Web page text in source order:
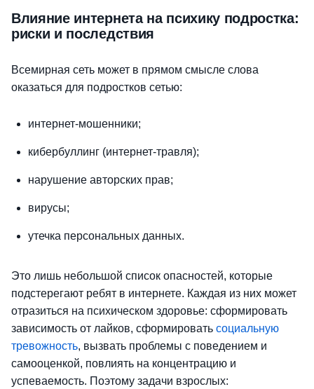
Влияние интернета на психику подростка:
риски и последствия
Всемирная сеть может в прямом смысле слова
оказаться для подростков сетью:
интернет-мошенники;
кибербуллинг (интернет-травля);
нарушение авторских прав;
вирусы;
утечка персональных данных.
Это лишь небольшой список опасностей, которые
подстерегают ребят в интернете. Каждая из них может
отразиться на психическом здоровье: сформировать
зависимость от лайков, сформировать социальную
тревожность, вызвать проблемы с поведением и
самооценкой, повлиять на концентрацию и
успеваемость. Поэтому задачи взрослых: